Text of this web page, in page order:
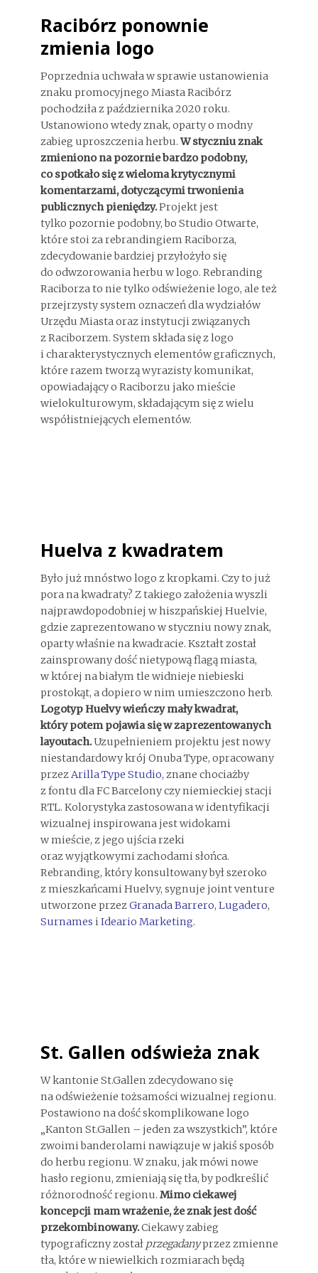
Racibórz ponownie
zmienia logo
Poprzednia uchwała w sprawie ustanowienia
znaku promocyjnego Miasta Racibórz
pochodziła z października 2020 roku.
Ustanowiono wtedy znak, oparty o modny
zabieg uproszczenia herbu.W styczniu znak
zmieniono na pozornie bardzo podobny,
co spotkało się z wieloma krytycznymi
komentarzami, dotyczącymi trwonienia
publicznych pieniędzy.Projekt jest
tylko pozornie podobny, bo Studio Otwarte,
które stoi za rebrandingiem Raciborza,
zdecydowanie bardziej przyłożyło się
do odwzorowania herbu w logo. Rebranding
Raciborza to nie tylko odświeżenie logo, ale też
przejrzysty system oznaczeń dla wydziałów
Urzędu Miasta oraz instytucji związanych
z Raciborzem. System składa się z logo
i charakterystycznych elementów graficznych,
które razem tworzą wyrazisty komunikat,
opowiadający o Raciborzu jako mieście
wielokulturowym, składającym się z wielu
współistniejących elementów.
Huelva z kwadratem
Było już mnóstwo logo z kropkami. Czy to już
pora na kwadraty? Z takiego założenia wyszli
najprawdopodobniej w hiszpańskiej Huelvie,
gdzie zaprezentowano w styczniu nowy znak,
oparty właśnie na kwadracie. Kształt został
zainsprowany dość nietypową flagą miasta,
w której na białym tle widnieje niebieski
prostokąt, a dopiero w nim umieszczono herb.
Logotyp Huelvy wieńczy mały kwadrat,
który potem pojawia się w zaprezentowanych
layoutach.Uzupełnieniem projektu jest nowy
niestandardowy krój Onuba Type, opracowany
przezArilla Type Studio, znane chociażby
z fontu dla FC Barcelony czy niemieckiej stacji
RTL. Kolorystyka zastosowana w identyfikacji
wizualnej inspirowana jest widokami
w mieście, z jego ujścia rzeki
oraz wyjątkowymi zachodami słońca.
Rebranding, który konsultowany był szeroko
z mieszkańcami Huelvy, sygnuje joint venture
utworzone przezGranada Barrero, Lugadero,
Surnames iIdeario Marketing.
St. Gallen odświeża znak
W kantonie St.Gallen zdecydowano się
na odświeżenie tożsamości wizualnej regionu.
Postawiono na dość skomplikowane logo
„Kanton St.Gallen – jeden za wszystkich”, które
zwoimi banderolami nawiązuje w jakiś sposób
do herbu regionu. W znaku, jak mówi nowe
hasło regionu, zmieniają się tła, by podkreślić
różnorodność regionu. Mimo ciekawej
koncepcji mam wrażenie, że znak jest dość
przekombinowany.Ciekawy zabieg
typograficzny został przegadanyprzez zmienne
tła, które w niewielkich rozmiarach będą